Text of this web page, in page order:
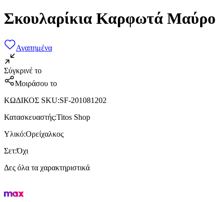
Σκουλαρίκια Καρφωτά Μαύρο
Αγαπημένα
Σύγκρινέ το
Μοιράσου το
ΚΩΔΙΚΟΣ SKU:SF-201081202
Κατασκευαστής:Titos Shop
Υλικό:Ορείχαλκος
Σετ:Όχι
Δες όλα τα χαρακτηριστικά